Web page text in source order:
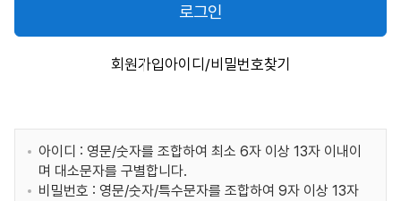
로그인
회원가입아이디/비밀번호찾기
아이디 : 영문/숫자를 조합하여 최소 6자 이상 13자 이내이
며 대소문자를 구별합니다.
비밀번호 : 영문/숫자/특수문자를 조합하여 9자 이상 13자